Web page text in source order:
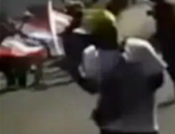
ดาวน์โหลดสนุกแอปฟรี ติดตามสนุกโซเ
บริษัท อิมเมจ ฟิวเจอร์ (ประเทศไทย) จำกัด